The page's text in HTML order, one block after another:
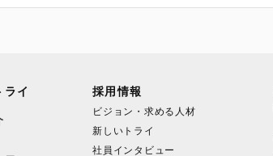
ライ 採用情報
ビジョン・求める人材
新しいトライ
社員インタビュー